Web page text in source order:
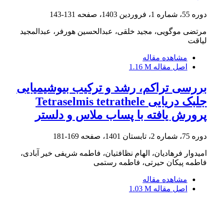
دوره 55، شماره 1، فروردین 1403، صفحه 131-143
مرتضی موگویی، مجید خلقی، عبدالحسین هورفر، عبدالمجید
لیاقت
مشاهده مقاله
اصل مقاله 1.16 M
بررسی تراکم، رشد و ترکیب بیوشیمیایی
جلبک دریایی Tetraselmis tetrathele
پرورش یافته با پساب ملاس و دلستر
دوره 75، شماره 2، تابستان 1401، صفحه 169-181
امیدوار فرهادیان، الهام نظافتیان، فاطمه شریفی خیر آبادی،
فاطمه پیکان حیرتی، فاطمه رستمی
مشاهده مقاله
اصل مقاله 1.03 M